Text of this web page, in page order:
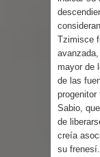
Tzimisce
mayor de
de las
progenitor
Sabio,
de
creía
su